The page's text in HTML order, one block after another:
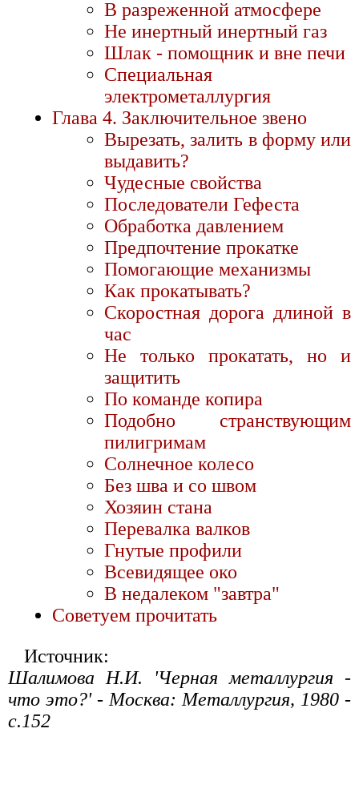
В разреженной атмосфере
Не инертный инертный газ
Шлак - помощник и вне печи
Специальная
электрометаллургия
Глава 4. Заключительное звено
Вырезать, залить в форму или
выдавить?
Чудесные свойства
Последователи Гефеста
Обработка давлением
Предпочтение прокатке
Помогающие механизмы
Как прокатывать?
Скоростная дорога длиной в
час
Не только прокатать, но и
защитить
По команде копира
Подобно странствующим
пилигримам
Солнечное колесо
Без шва и со швом
Хозяин стана
Перевалка валков
Гнутые профили
Всевидящее око
В недалеком "завтра"
Советуем прочитать
Источник:
Шалимова Н.И. 'Черная металлургия -
что это?' - Москва: Металлургия, 1980 -
с.152